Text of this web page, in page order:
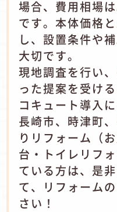
場合、費用相場
です。本体価格
し、設置条件や
大切です。
現地調査を行い
った提案を受け
コキュート導入
長崎市、時津町
りリフォーム（
台・トイレリフ
ている方は、是
て、リフォーム
さい！